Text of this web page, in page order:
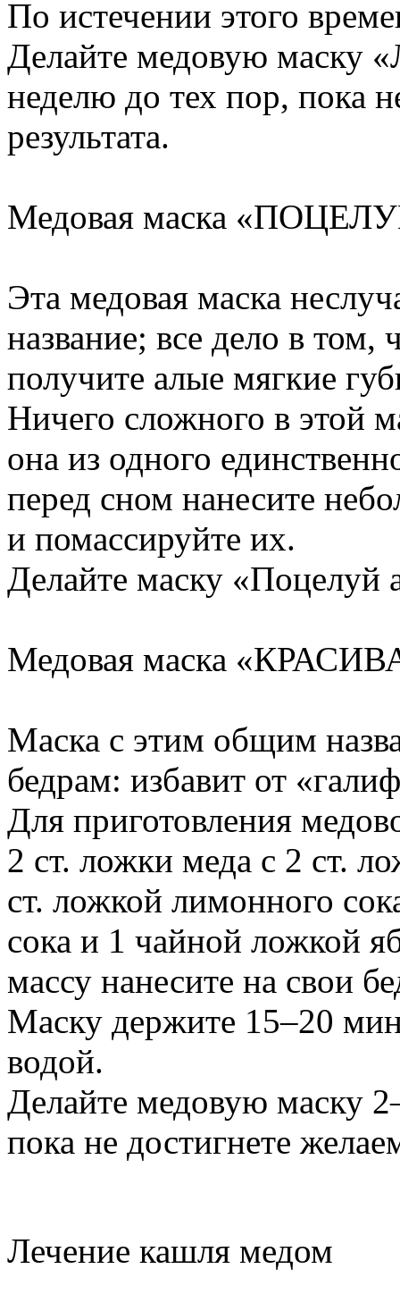
По истечении этого
Делайте медовую маску
неделю до тех пор, пока
результата.
Медовая маска
Эта медовая маска
название; все дело в том,
получите алые мягкие
Ничего сложного в этой
она из одного
перед сном нанесите
и помассируйте их.
Делайте маску «Поцелуй
Медовая маска
Маска с этим общим
бедрам: избавит от
Для приготовления
2 ст. ложки меда с 2 ст.
ст. ложкой лимонного
сока и 1 чайной ложкой
массу нанесите на свои
Маску держите 15–20
водой.
Делайте медовую маску
пока не достигнете
Лечение кашля медом